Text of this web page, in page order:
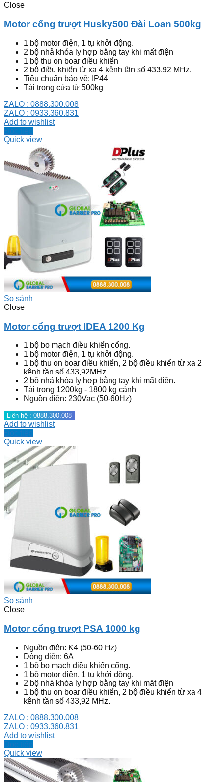
Close
Motor cổng trượt Husky500 Đài Loan 500kg
1 bộ motor điện, 1 tụ khởi động.
2 bộ nhả khóa ly hợp bằng tay khi mất điện
1 bộ thu on boar điều khiển
2 bộ điều khiển từ xa 4 kênh tần số 433,92 MHz.
Tiêu chuẩn bảo vệ: IP44
Tải trọng cửa từ 500kg
ZALO : 0888.300.008
ZALO : 0933.360.831
Add to wishlist
Đọc tiếp
Quick view
So sánh
Close
Motor cổng trượt IDEA 1200 Kg
1 bộ bo mạch điều khiển cổng.
1 bộ motor điện, 1 tụ khởi động.
1 bộ thu on boar điều khiển, 2 bộ điều khiển từ xa 2
kênh tần số 433,92MHz.
2 bộ nhả khóa ly hợp bằng tay khi mất điện.
Tải trọng 1200kg - 1800 kg cánh
Nguồn điện: 230Vac (50-60Hz)
Liên hệ : 0888.300.008
Add to wishlist
Đọc tiếp
Quick view
So sánh
Close
Motor cổng trượt PSA 1000 kg
Nguồn điện: K4 (50-60 Hz)
Dòng điện: 6A
1 bộ bo mạch điều khiển cổng.
1 bộ motor điện, 1 tụ khởi động.
2 bộ nhả khóa ly hợp bằng tay khi mất điện
1 bộ thu on boar điều khiển, 2 bộ điều khiển từ xa 4
kênh tần số 433,92 MHz.
ZALO : 0888.300.008
ZALO : 0933.360.831
Add to wishlist
Đọc tiếp
Quick view